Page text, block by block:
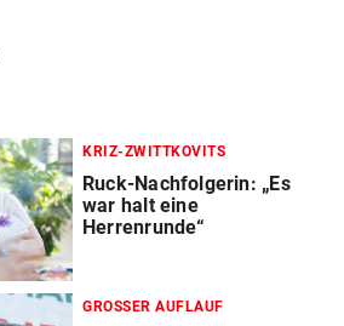
KRIZ-ZWITTKOVITS
Ruck-Nachfolgerin: „Es
war halt eine
Herrenrunde“
GROSSER AUFLAUF